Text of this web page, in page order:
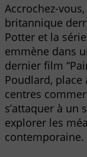
Accrochez-
britannique
Potter et la
emmène dans
dernier film
Poudlard, place
centres
s’attaquer à
explorer les
contemporaine.